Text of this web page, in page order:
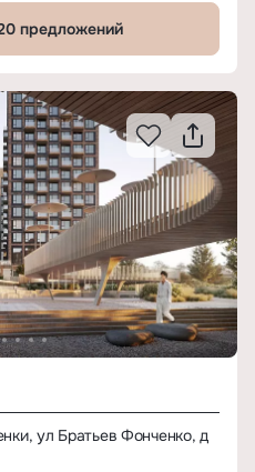
предложений
ул Братьев Фонченко, д